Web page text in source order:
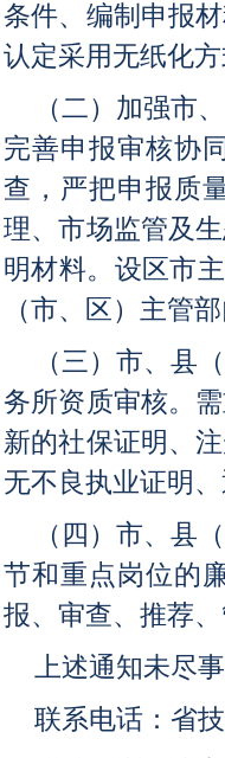
条件、编制申报
认定采用无纸化
（二）加强市
完善申报审核协
查，严把申报质
理、市场监管及
明材料。设区市
（市、区）主管
（三）市、县
务所资质审核。
新的社保证明、
无不良执业证明
（四）市、县
节和重点岗位的
报、审查、推荐
上述通知未尽
联系电话：省